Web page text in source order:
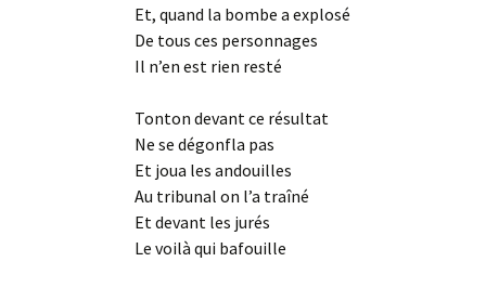
Et, quand la bombe a explosé
De tous ces personnages
Il n’en est rien resté
Tonton devant ce résultat
Ne se dégonfla pas
Et joua les andouilles
Au tribunal on l’a traîné
Et devant les jurés
Le voilà qui bafouille